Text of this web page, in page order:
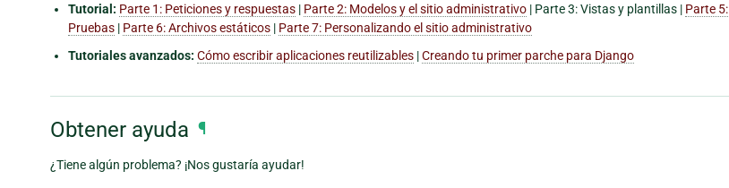
Tutorial: Parte 1: Peticiones y respuestas | Parte 2: Modelos y el sitio administrativo | Parte 3: Vistas y plantillas | Parte 5:
Pruebas | Parte 6: Archivos estáticos | Parte 7: Personalizando el sitio administrativo
Tutoriales avanzados: Cómo escribir aplicaciones reutilizables |Creando tu primer parche para Django
Obtener ayuda ¶
¿Tiene algún problema? ¡Nos gustaría ayudar!